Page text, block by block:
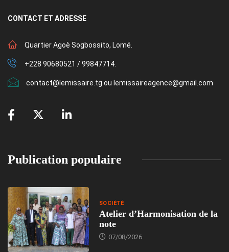
CONTACT ET ADRESSE
Quartier Agoè Sogbossito, Lomé.
+228 90680521 / 99847714.
contact@lemissaire.tg ou lemissaireagence@gmail.com
Publication populaire
SOCIÉTÉ
Atelier d’Harmonisation de la
note
07/08/2026